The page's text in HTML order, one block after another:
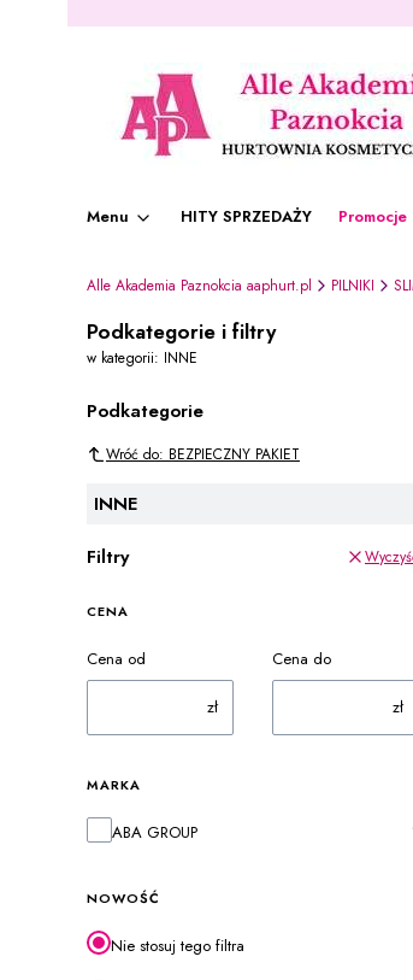
Menu HITY SPRZEDAŻY Promocje
Alle Akademia Paznokcia aaphurt.pl PILNIKI
Podkategorie i filtry
w kategorii: INNE
Podkategorie
Wróć do: BEZPIECZNY PAKIET
INNE
Filtry
CENA
Cena od
zł
Cena do
zł
MARKA
Marka
ABA GROUP
NOWOŚĆ
Nie stosuj tego filtra